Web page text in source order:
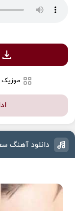
موزیک
دانلود آهنگ